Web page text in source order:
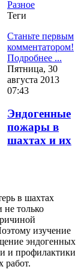
Разное
Теги
Станьте первым
комментатором!
Подробнее ...
Пятница, 30
августа 2013
07:43
Эндогенные
пожары в
шахтах и их
в шахтах
не только
изучение
эндогенных
и профилактики
работ.